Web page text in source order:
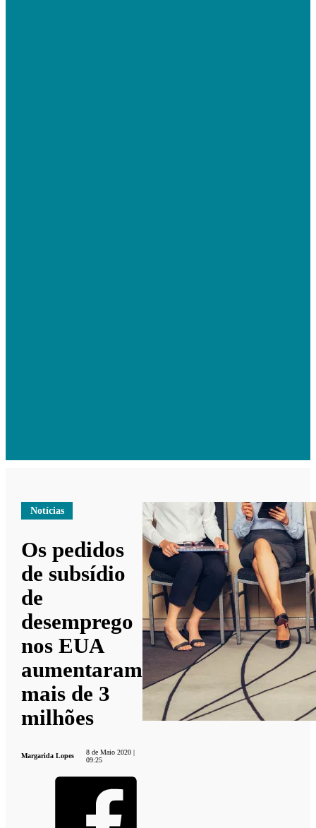
Notícias
Os pedidos
de subsídio
de
desemprego
nos EUA
aumentaram
mais de 3
milhões
Margarida Lopes
8 de Maio 2020 |
09:25